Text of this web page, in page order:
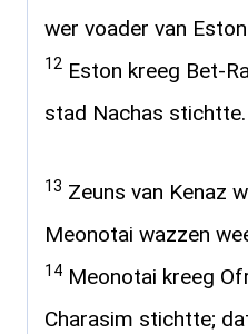
wer voader van
12 Eston kreeg Bet-
stad Nachas
13 Zeuns van Kenaz
Meonotai wazzen
14 Meonotai kreeg
Charasim stichtte;